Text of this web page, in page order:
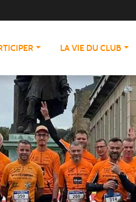
LA VIE DU CLUB